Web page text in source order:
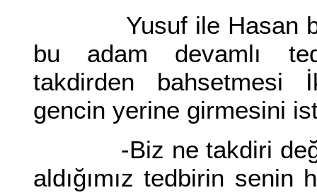
Yusuf ile Hasan
bu adam devamlı
takdirden bahsetmesi
gencin yerine girmesini
-Biz ne takdiri
aldığımız tedbirin senin